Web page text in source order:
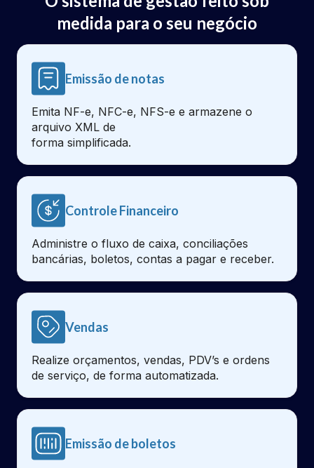
medida para o seu negócio
Emissão de notas
Emita NF-e, NFC-e, NFS-e e armazene o
arquivo XML de
forma simplificada.
Controle Financeiro
Administre o fluxo de caixa, conciliações
bancárias, boletos, contas a pagar e receber.
Vendas
Realize orçamentos, vendas, PDV’s e ordens
de serviço, de forma automatizada.
Emissão de boletos